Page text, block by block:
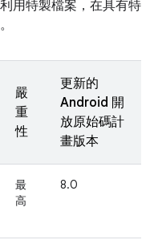
用特製檔案，在具有特
嚴
重
性
更新的
Android 開
放原始碼計
畫版本
最
高
8.0